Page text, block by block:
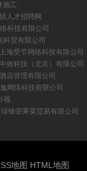
施工
人才招聘网
科技有限公司
科贸有限公司
上海受节网络科技有限公司
中效科技（北京）有限公司
店管理有限公司
网络科技有限公司
视
锋荣果菜贸易有限公司
地图 HTML地图